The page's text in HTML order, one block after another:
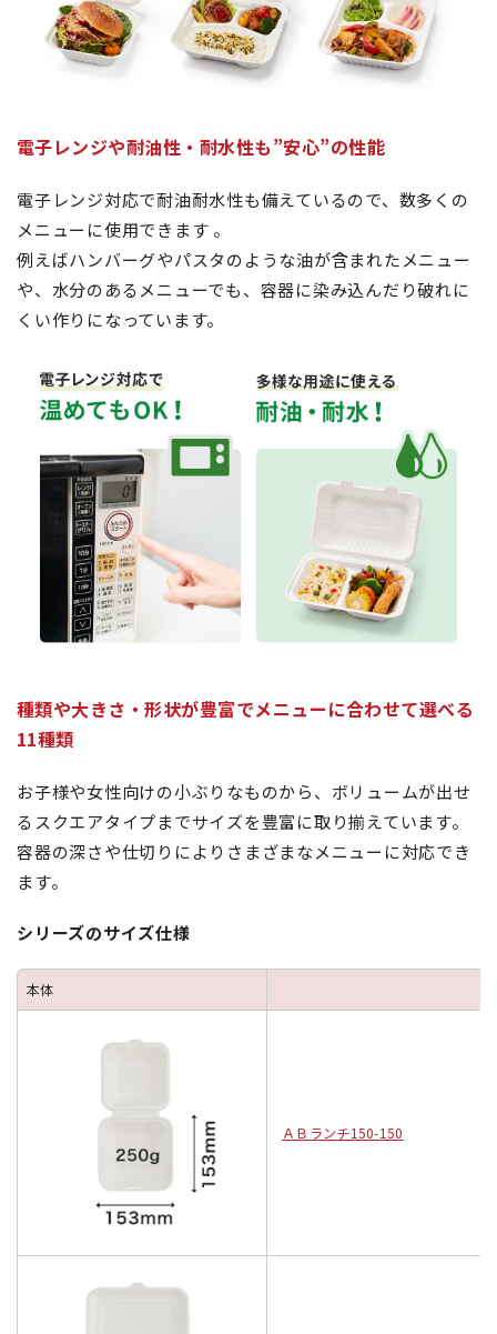
電子レンジや耐油性・耐水性も”安心”の性能
電子レンジ対応で耐油耐水性も備えているので、数多くの
メニューに使用できます 。
例えばハンバーグやパスタのような油が含まれたメニュー
や、水分のあるメニューでも、容器に染み込んだり破れに
くい作りになっています。
種類や大きさ・形状が豊富でメニューに合わせて選べる
11種類
お子様や女性向けの小ぶりなものから、ボリュームが出せ
るスクエアタイプまでサイズを豊富に取り揃えています。
容器の深さや仕切りによりさまざまなメニューに対応でき
ます。
シリーズのサイズ仕様
本体
ＡＢランチ150-150